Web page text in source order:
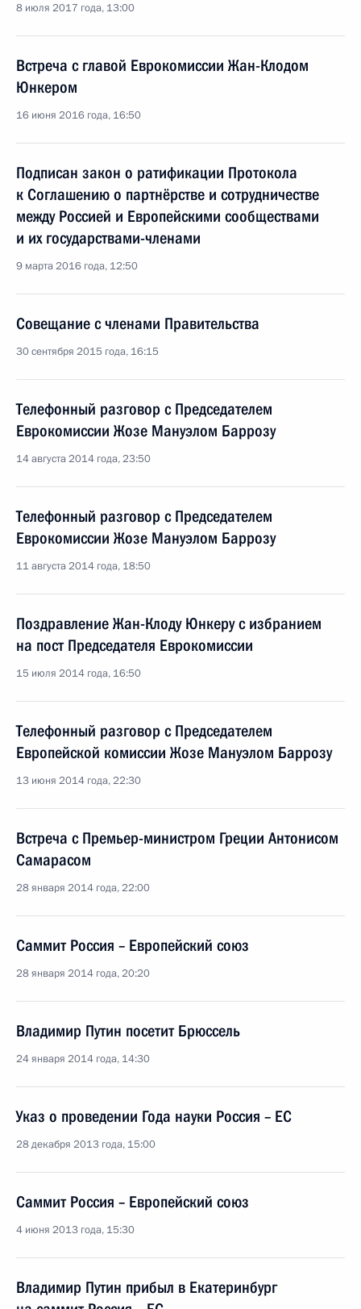
8 июля 2017 года, 13:00
Встреча с главой Еврокомиссии Жан-Клодом
Юнкером
16 июня 2016 года, 16:50
Подписан закон о ратификации Протокола
к Соглашению о партнёрстве и сотрудничестве
между Россией и Европейскими сообществами
и их государствами-членами
9 марта 2016 года, 12:50
Совещание с членами Правительства
30 сентября 2015 года, 16:15
Телефонный разговор с Председателем
Еврокомиссии Жозе Мануэлом Баррозу
14 августа 2014 года, 23:50
Телефонный разговор с Председателем
Еврокомиссии Жозе Мануэлом Баррозу
11 августа 2014 года, 18:50
Поздравление Жан-Клоду Юнкеру с избранием
на пост Председателя Еврокомиссии
15 июля 2014 года, 16:50
Телефонный разговор с Председателем
Европейской комиссии Жозе Мануэлом Баррозу
13 июня 2014 года, 22:30
Встреча с Премьер-министром Греции Антонисом
Самарасом
28 января 2014 года, 22:00
Саммит Россия – Европейский союз
28 января 2014 года, 20:20
Владимир Путин посетит Брюссель
24 января 2014 года, 14:30
Указ о проведении Года науки Россия – ЕС
28 декабря 2013 года, 15:00
Саммит Россия – Европейский союз
4 июня 2013 года, 15:30
Владимир Путин прибыл в Екатеринбург